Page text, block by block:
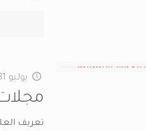
يوليو 31, 2024
تعريف